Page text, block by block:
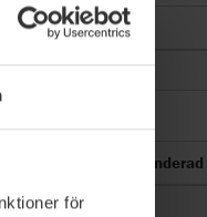
för
200
17-25